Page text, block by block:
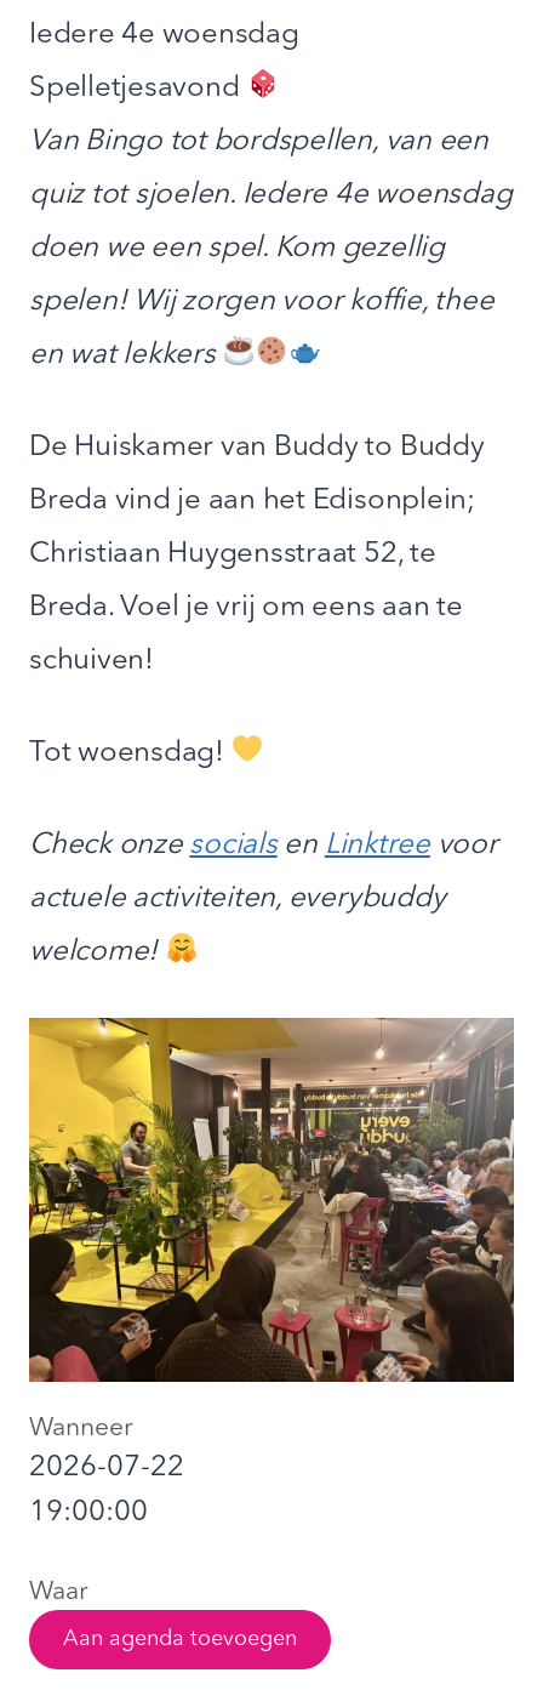
Iedere 4e woensdag
Spelletjesavond
Van Bingo tot bordspellen, van een
quiz tot sjoelen. Iedere 4e woensdag
doen we een spel. Kom gezellig
spelen! Wij zorgen voor koffie, thee
en wat lekkers
De Huiskamer van Buddy to Buddy
Breda vind je aan het Edisonplein;
Christiaan Huygensstraat 52, te
Breda. Voel je vrij om eens aan te
schuiven!
Tot woensdag!
Check onze socialsen Linktreevoor
actuele activiteiten, everybuddy
welcome!
Wanneer
2026-07-22
19:00:00
Waar
Aan agenda toevoegen